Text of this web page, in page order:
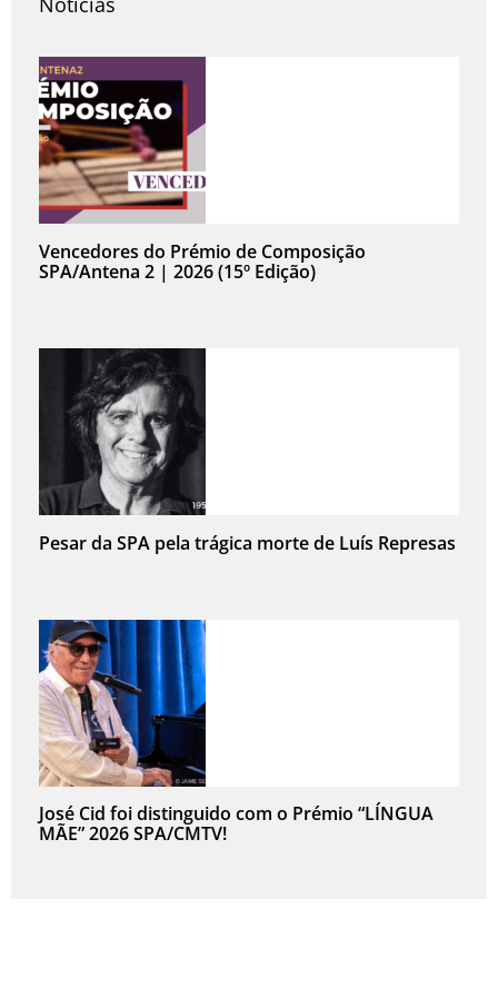
Vencedores do Prémio de Composição
SPA/Antena 2 | 2026 (15º Edição)
Pesar da SPA pela trágica morte de Luís Represas
José Cid foi distinguido com o Prémio “LÍNGUA
MÃE” 2026 SPA/CMTV!